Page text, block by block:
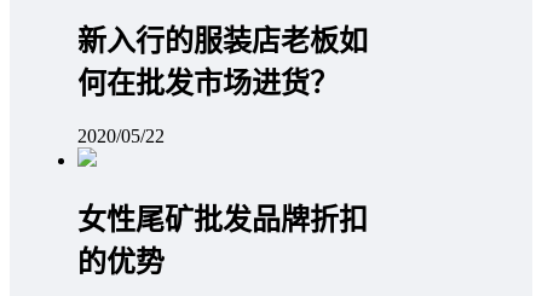
新入行的服装店老板如
何在批发市场进货？
2020/05/22
女性尾矿批发品牌折扣
的优势